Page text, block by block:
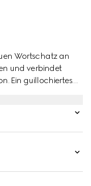
Wortschatz an
und verbindet
Ein guillochiertes